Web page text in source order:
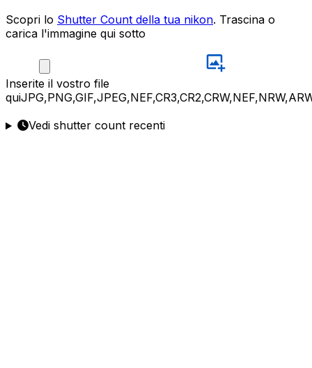
Scopri lo Shutter Count della tua nikon. Trascina o
carica l'immagine qui sotto
Inserite il vostro file
qui
Vedi shutter count recenti